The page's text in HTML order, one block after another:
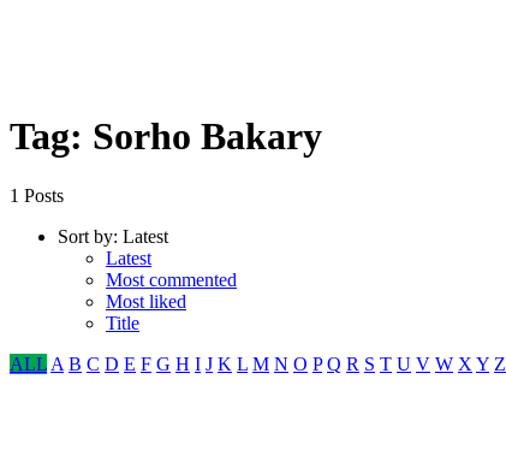
Tag: Sorho Bakary
1 Posts
Sort by: Latest
Latest
Most commented
Most liked
Title
ALL A B C D E F G H I J K L M N O P Q R S T U V W X Y Z